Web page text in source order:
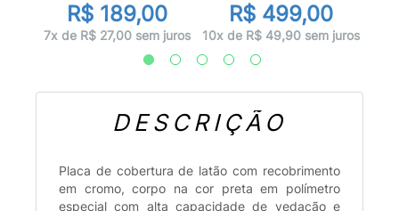
R$ 189,00
7x de R$ 27,00 sem juros
R$ 499,00
10x de R$ 49,90 sem juros
DESCRIÇÃO
Placa de cobertura de latão com recobrimento
em cromo, corpo na cor preta em polímetro
especial com alta capacidade de vedação e